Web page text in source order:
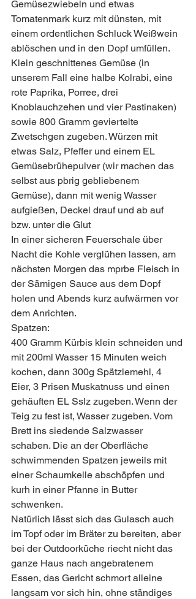
Gemüsezwiebeln und etwas
Tomatenmark kurz mit dünsten, mit
einem ordentlichen Schluck Weißwein
ablöschen und in den Dopf umfüllen.
Klein geschnittenes Gemüse (in
unserem Fall eine halbe Kolrabi, eine
rote Paprika, Porree, drei
Knoblauchzehen und vier Pastinaken)
sowie 800 Gramm geviertelte
Zwetschgen zugeben. Würzen mit
etwas Salz, Pfeffer und einem EL
Gemüsebrühepulver (wir machen das
selbst aus pbrig gebliebenem
Gemüse), dann mit wenig Wasser
aufgießen, Deckel drauf und ab auf
bzw. unter die Glut
In einer sicheren Feuerschale über
Nacht die Kohle verglühen lassen, am
nächsten Morgen das mprbe Fleisch in
der Sämigen Sauce aus dem Dopf
holen und Abends kurz aufwärmen vor
dem Anrichten.
Spatzen:
400 Gramm Kürbis klein schneiden und
mit 200ml Wasser 15 Minuten weich
kochen, dann 300g Spätzlemehl, 4
Eier, 3 Prisen Muskatnuss und einen
gehäuften EL Sslz zugeben. Wenn der
Teig zu fest ist, Wasser zugeben. Vom
Brett ins siedende Salzwasser
schaben. Die an der Oberfläche
schwimmenden Spatzen jeweils mit
einer Schaumkelle abschöpfen und
kurh in einer Pfanne in Butter
schwenken.
Natürlich lässt sich das Gulasch auch
im Topf oder im Bräter zu bereiten, aber
bei der Outdoorküche riecht nicht das
ganze Haus nach angebratenem
Essen, das Gericht schmort alleine
langsam vor sich hin, ohne ständiges